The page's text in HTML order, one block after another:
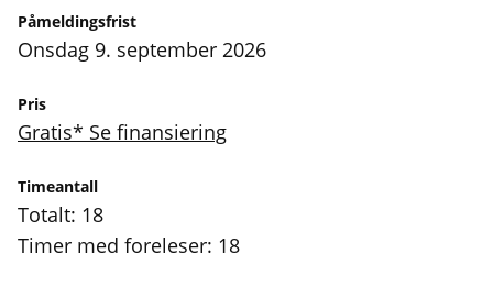
Påmeldingsfrist
onsdag 9. september 2026
Pris
Gratis* Se finansiering
Timeantall
Totalt: 18
Timer med foreleser: 18